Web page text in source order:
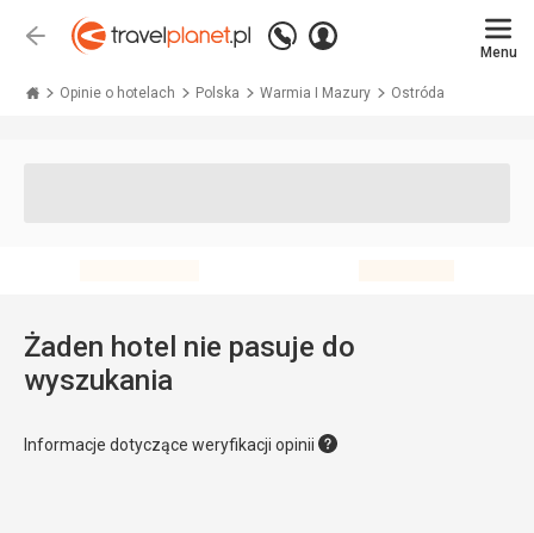
Wstecz
Zadzwoń
+48 71 771 76 55
Zaloguj
Menu
Opinie o hotelach Polska Warmia I Mazury Ostróda
Żaden hotel nie pasuje do
wyszukania
Informacje dotyczące weryfikacji opinii